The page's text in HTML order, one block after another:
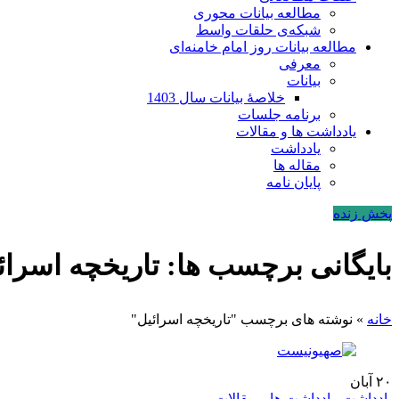
مطالعه بیانات محوری
شبکه‌ی حلقات واسط
مطالعه بیانات روز امام خامنه‌ای
معرفی
بیانات
خلاصۀ بیانات سال 1403
برنامه جلسات
یادداشت ها و مقالات
یادداشت
مقاله ها
پایان نامه
پخش زنده
بایگانی برچسب ها: تاریخچه
خانه » نوشته های برچسب "تاریخچه اسرائیل"
۲۰ آبان